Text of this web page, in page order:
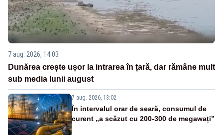
7 aug. 2026, 14:03
Dunărea crește ușor la intrarea în țară, dar rămâne mult
sub media lunii august
7 aug. 2026, 13:02
În intervalul orar de seară, consumul de
curent „a scăzut cu 200-300 de megawați”